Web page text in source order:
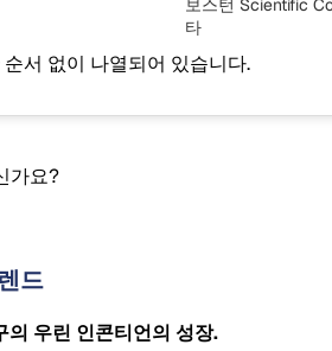
보스턴 Scientific
타
서 없이 나열되어 있습니다.
가요?
드
우린 인콘티언의 성장.